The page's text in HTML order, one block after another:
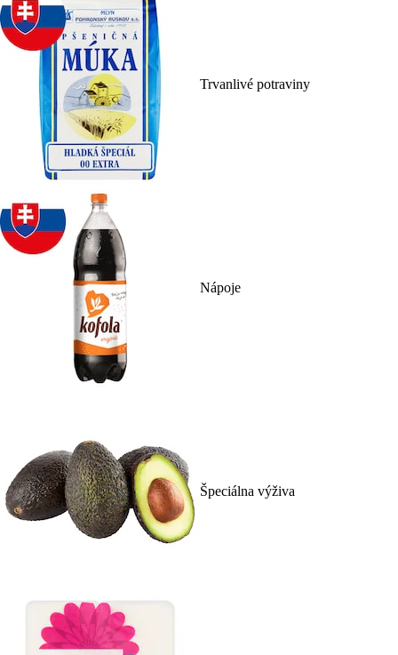
Trvanlivé potraviny
Nápoje
Špeciálna výživa